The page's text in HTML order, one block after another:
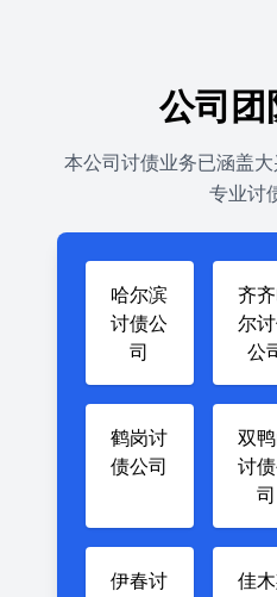
公司
本公司讨债业务已涵盖
专业讨
哈尔滨
讨债公
司
齐
尔
公
鹤岗讨
债公司
双
讨
司
伊春讨
佳